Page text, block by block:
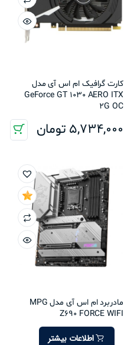
کارت گرافیک ام اس آی مدل
GeForce GT 1030 AERO ITX
2G OC
5,734,000 تومان
مادربرد ام اس آی مدل MPG
Z690 FORCE WIFI
اطلاعات بیشتر